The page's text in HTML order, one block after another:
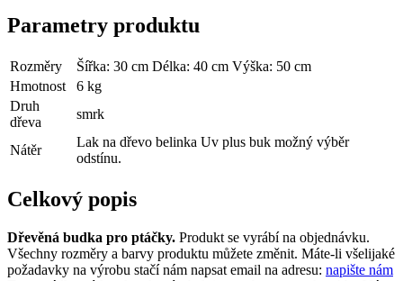
Parametry produktu
Rozměry
Šířka: 30 cm Délka: 40 cm Výška: 50 cm
Hmotnost
6 kg
Druh
dřeva
smrk
Nátěr
Lak na dřevo belinka Uv plus buk možný výběr
odstínu.
Celkový popis
Dřevěná budka pro ptáčky. Produkt se vyrábí na objednávku.
Všechny rozměry a barvy produktu můžete změnit. Máte-li všelijaké
požadavky na výrobu stačí nám napsat email na adresu: napište nám